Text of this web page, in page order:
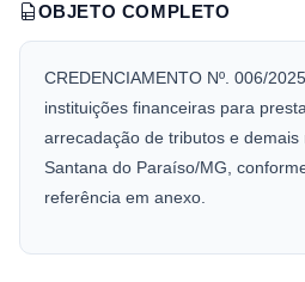
OBJETO COMPLETO
CREDENCIAMENTO Nº. 006/
instituições financeiras para
arrecadação de tributos e
Santana do Paraíso/MG,
referência em anexo.